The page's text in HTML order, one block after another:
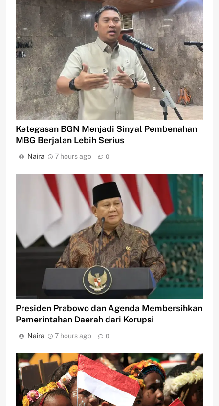
Ketegasan BGN Menjadi Sinyal Pembenahan
MBG Berjalan Lebih Serius
Naira 7 hours ago 0
Presiden Prabowo dan Agenda Membersihkan
Pemerintahan Daerah dari Korupsi
Naira 7 hours ago 0